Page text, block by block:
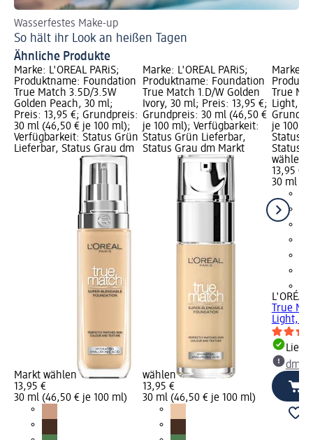
Wasserfestes Make-up
So hält ihr Look an heißen Tagen
Ähnliche Produkte
Marke: L'ORÉAL PARiS;
Produktname: Foundation
True Match 3.5D/3.5W
Golden Peach, 30 ml;
Preis: 13,95 €; Grundpreis:
30 ml (46,50 € je 100 ml);
Verfügbarkeit: Status Grün
Lieferbar, Status Grau dm
Markt wählen
13,95 €
30 ml (46,50 € je 100 ml)
Marke: L'ORÉAL PARiS;
Produktname: Foundation
True Match 1.D/W Golden
Ivory, 30 ml; Preis: 13,95 €;
Grundpreis: 30 ml (46,50 €
je 100 ml); Verfügbarkeit:
Status Grün Lieferbar,
Status Grau dm Markt
wählen
13,95 €
30 ml (46,50 € je 100 ml)
Marke:
True
Light,
je 100
Status
Status
wählen
13,95 €
30 ml
L'ORÉAL
True
Light,
dm